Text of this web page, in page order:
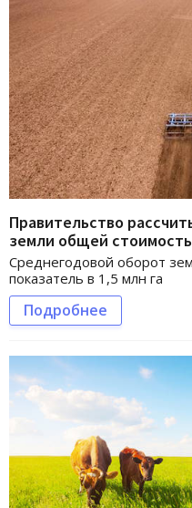
Правительство
земли общей
Среднегодовой оборот
показатель в 1,5 млн га
Подробнее